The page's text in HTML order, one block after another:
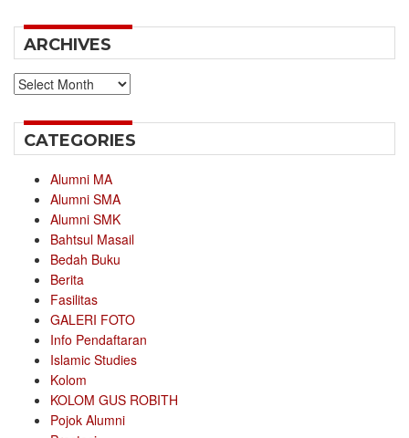
ARCHIVES
Archives
CATEGORIES
Alumni MA
Alumni SMA
Alumni SMK
Bahtsul Masail
Bedah Buku
Berita
Fasilitas
GALERI FOTO
Info Pendaftaran
Islamic Studies
Kolom
KOLOM GUS ROBITH
Pojok Alumni